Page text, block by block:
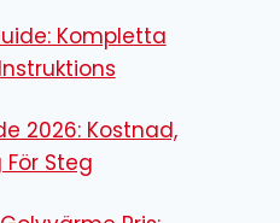
Kompletta
2026: Kostnad,
Steg